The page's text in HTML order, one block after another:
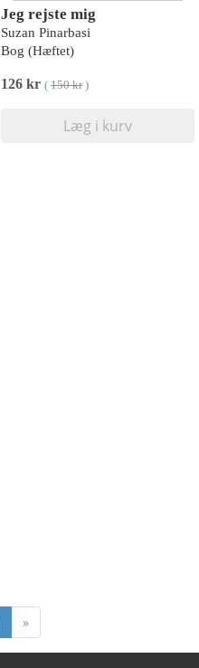
Jeg rejste mig
Suzan Pinarbasi
Bog (Hæftet)
126 kr ( 150 kr)
Læg i kurv
»